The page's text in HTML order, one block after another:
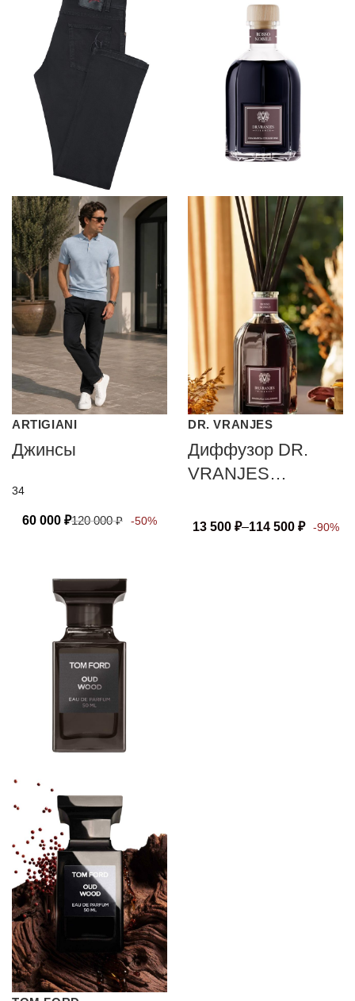
ARTIGIANI
Джинсы
34
60 000 ₽120 000₽ -50%
DR. VRANJES
Диффузор DR.
VRANJES
NOBILE
13 500 ₽–114 500 ₽ -90%